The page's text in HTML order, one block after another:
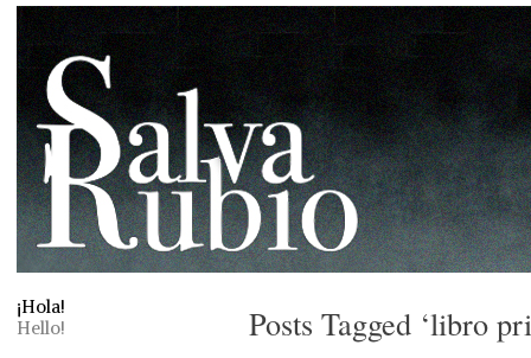
¡Hola!
Hello!
Posts Tagged ‘libro